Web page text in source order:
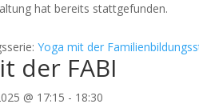
hat bereits stattgefunden.
Yoga mit der
der FABI
@ 17:15 - 18:30